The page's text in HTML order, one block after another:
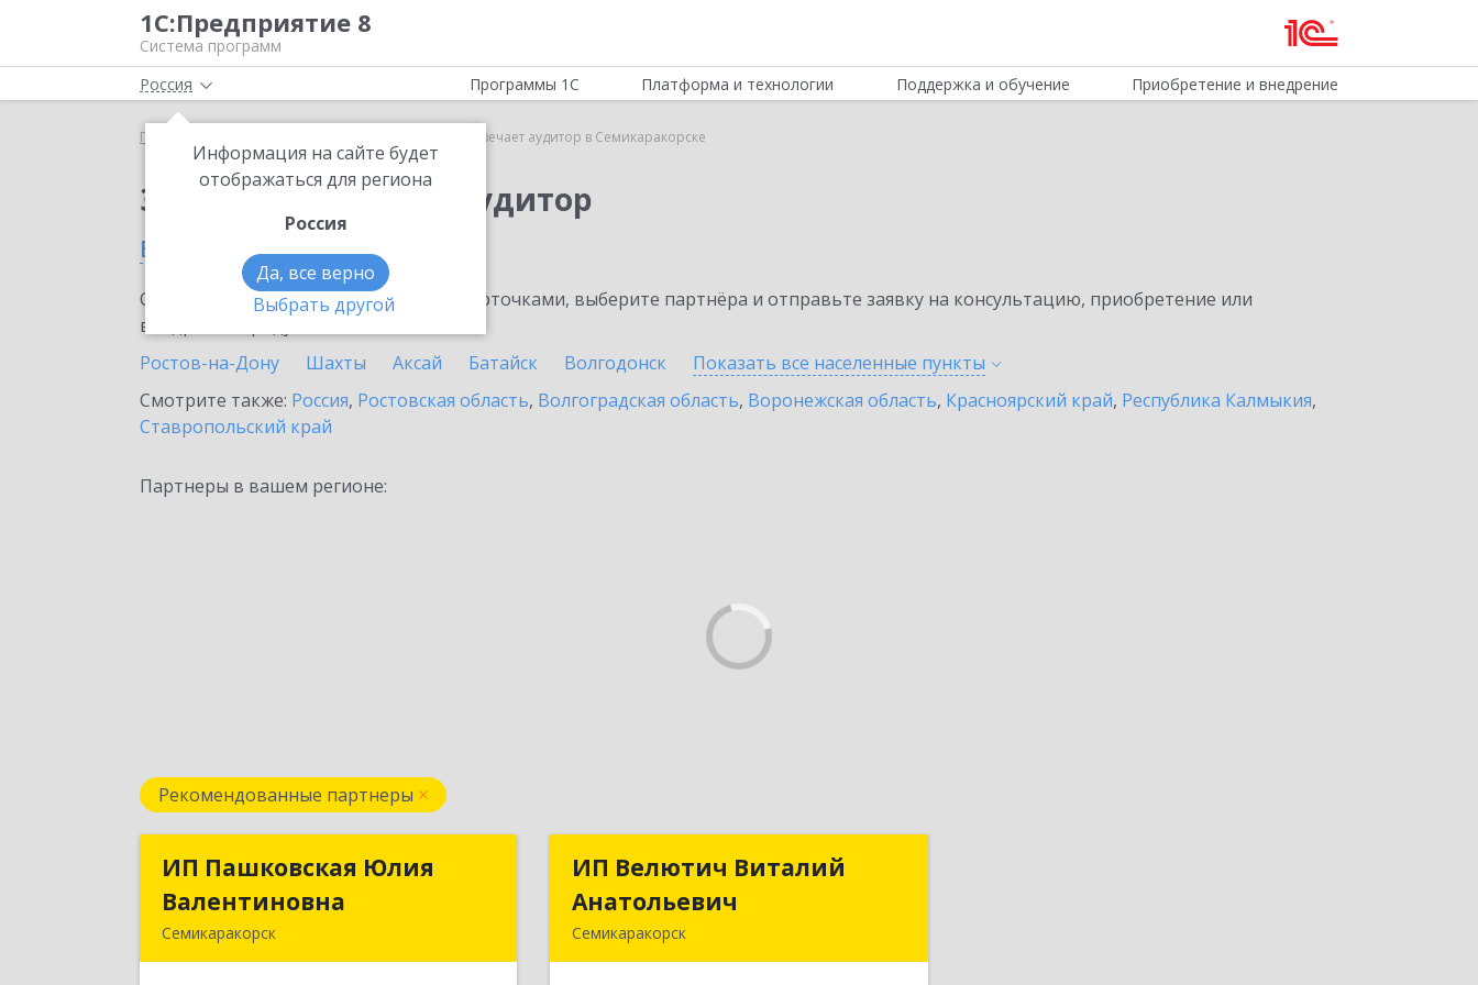
1С:Предприятие 8
Система программ
Россия
Информация на сайте будет
отображаться для региона
Россия
Да, все верно
Выбрать другой
Программы 1С Платформа и технологии Поддержка и обучение Приобретение и внедрение
Главная Отвечает аудитор в Семикаракорске
Заказать Отвечает аудитор
в Семикаракорске
Ознакомьтесь с информационными карточками, выберите партнёра и отправьте заявку на консультацию, приобретение или
внедрение продукта.
Ростов-на-Дону
Шахты Аксай Батайск Волгодонск Показать все населенные пункты
Смотрите также: Россия, Ростовская область, Волгоградская область, Воронежская область, Красноярский край, Республика Калмыкия,
Ставропольский край
Партнеры в вашем регионе:
Рекомендованные партнеры
ИП Пашковская Юлия
Валентиновна
Семикаракорск
ИП Пашковская Юлия
Валентиновна
ИП Велютич Виталий
Анатольевич
Семикаракорск
ИП Велютич Виталий